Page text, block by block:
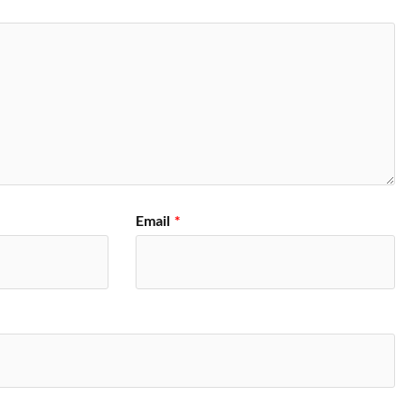
Email *